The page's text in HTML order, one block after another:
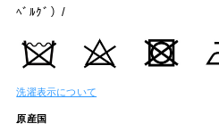
ﾍﾞﾙｸﾞ）/
洗濯表示について
原産国